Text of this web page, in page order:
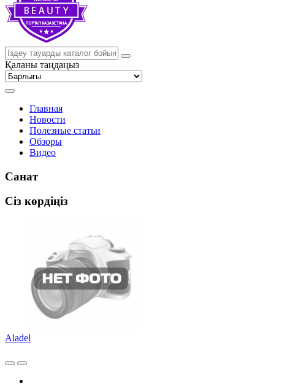
Қаланы таңдаңыз
Главная
Новости
Полезные статьи
Обзоры
Видео
Санат
Сіз көрдіңіз
Aladel